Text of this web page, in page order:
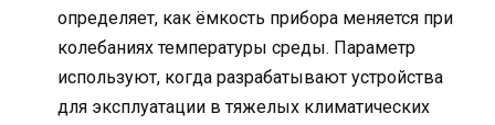
определяет, как ёмкость прибора меняется при
колебаниях температуры среды. Параметр
используют, когда разрабатывают устройства
для эксплуатации в тяжелых климатических